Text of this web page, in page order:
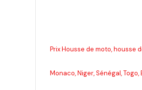
Prix Housse de moto, housse
Monaco, Niger, Sénégal,